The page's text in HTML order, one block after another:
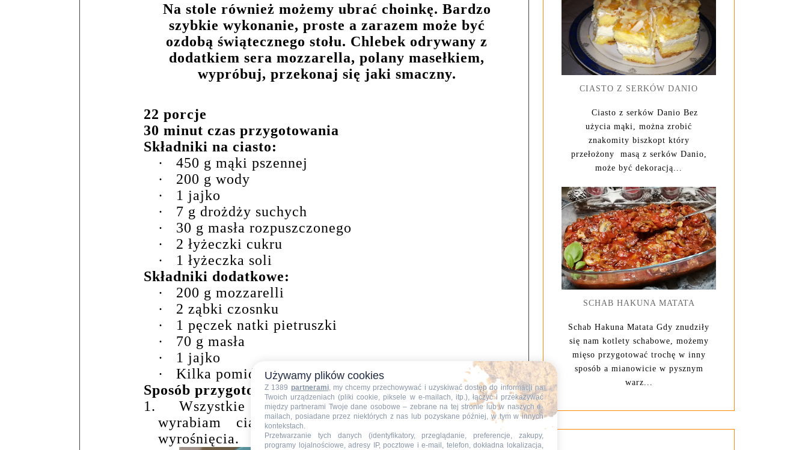
Na stole również możemy ubrać choinkę. Bardzo
szybkie wykonanie, proste a zarazem może być
ozdobą świątecznego stołu. Chlebek odrywany z
dodatkiem sera mozzarella, polany masełkiem,
wypróbuj, przekonaj się jaki smaczny.
22 porcje
30 minut czas przygotowania
Składniki na ciasto:
·
450 g mąki pszennej
·
200 g wody
·
1 jajko
·
7 g drożdży suchych
·
30 g masła rozpuszczonego
·
2 łyżeczki cukru
·
1 łyżeczka soli
Składniki dodatkowe:
·
200 g mozzarelli
·
2 ząbki czosnku
·
1 pęczek natki pietruszki
·
70 g masła
·
1 jajko
·
Kilka pomidorków koktajlowych
Sposób przygotowania:
1.
Wszystkie składniki na ciasto łączę ze sobą i
wyrabiam ciasto. Odstawiam na 30 minut do
wyrośnięcia.
CIASTO Z SERKÓW DANIO
Ciasto z serków Danio Bez
użycia mąki, można zrobić
znakomity biszkopt który
przełożony masą z serków Danio,
może być dekoracją...
SCHAB HAKUNA MATATA
Schab Hakuna Matata Gdy znudziły
się nam kotlety schabowe, możemy
mięso przygotować trochę w inny
sposób a mianowicie w pysznym
warz...
Używamy plików cookies
Z 1389 partnerami, my chcemy przechowywać i uzyskiwać dostęp do informacji na
Twoich urządzeniach (pliki cookie, piksele w e-mailach, itp.), łączyć i przekazywać
między partnerami Twoje dane osobowe – zebrane na tej stronie lub w naszych e-
mailach, posiadane przez niektórych z nas lub pozyskane później, w tym w innych
kontekstach.
Przetwarzanie tych danych (identyfikatory, przeglądanie, preferencje, zakupy,
programy lojalnościowe, adresy IP, pocztowe i e-mail, telefon, dokładna lokalizacja,